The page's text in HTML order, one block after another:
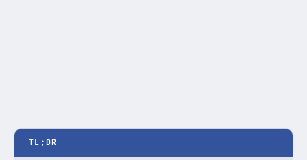
TL;DR